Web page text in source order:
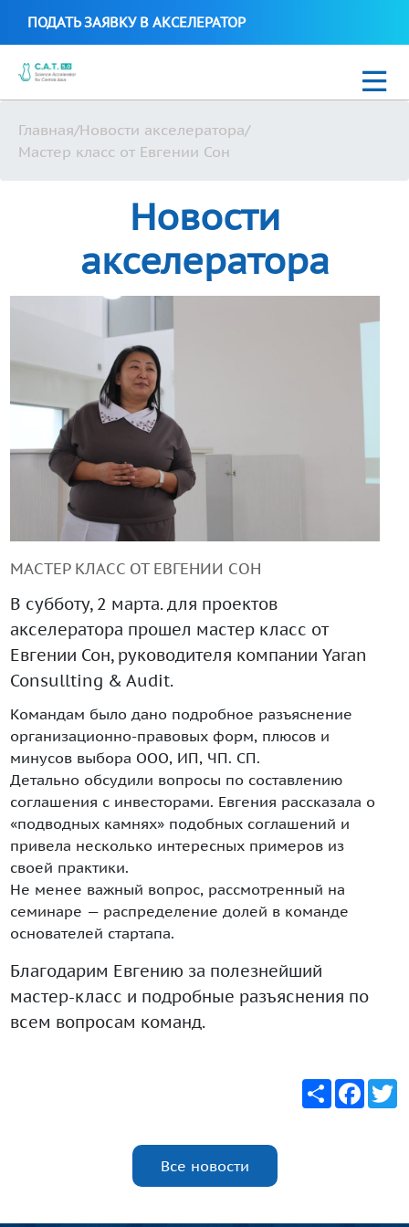
ПОДАТЬ ЗАЯВКУ В АКСЕЛЕРАТОР
Новости
Стартапы C.A.T. Science Accelerator
+99897 700 16 38
+99890 319 23 51
Инструмент диагностики ИС ВОИС
Главная/Новости акселератора/
Мастер класс от Евгении Сон
Новости
акселератора
МАСТЕР КЛАСС ОТ ЕВГЕНИИ СОН
В субботу, 2 марта. для проектов
акселератора прошел мастер класс от
Евгении Сон, руководителя компании Yaran
Consullting & Audit.
Командам было дано подробное разъяснение
организационно-правовых форм, плюсов и
минусов выбора ООО, ИП, ЧП. СП.
Детально обсудили вопросы по составлению
соглашения с инвесторами. Евгения рассказала о
«подводных камнях» подобных соглашений и
привела несколько интересных примеров из
своей практики.
Не менее важный вопрос, рассмотренный на
семинаре — распределение долей в команде
основателей стартапа.
Благодарим Евгению за полезнейший
мастер-класс и подробные разъяснения по
всем вопросам команд.
Share
Все новости